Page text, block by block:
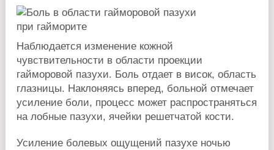
Наблюдается изменение кожной
чувствительности в области проекции
гайморовой пазухи. Боль отдает в висок, область
глазницы. Наклоняясь вперед, больной отмечает
усиление боли, процесс может распространяться
на лобные пазухи, ячейки решетчатой кости.
Усиление болевых ощущений пазухе ночью